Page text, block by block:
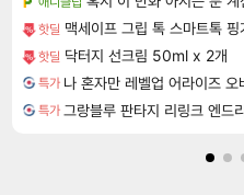
핫딜 맥세이프 그립 톡 스마트톡 핑
핫딜 닥터지 선크림 50ml x 2개
특가
특가